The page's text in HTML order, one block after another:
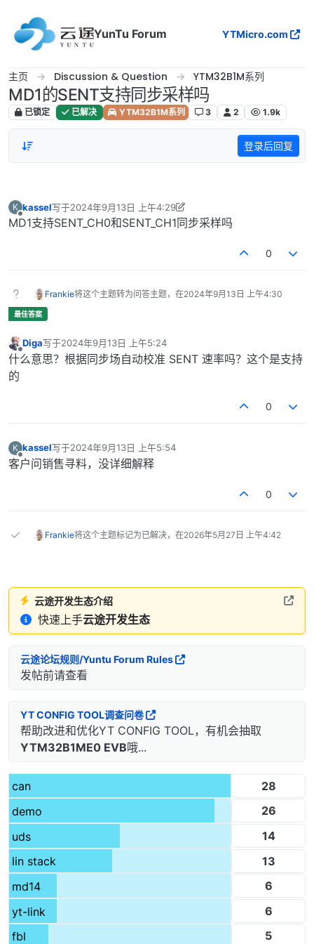
YunTu Forum
YTMicro.com
主页 Discussion & Question YTM32B1M系列
MD1的SENT支持同步采样吗
已锁定 已解决 YTM32B1M系列 3 2 1.9k
登录后回复
K
离线
kassel写于2024年9月13日 上午4:29
最后由 Frankie 编辑 2024年9月13日 下午12:30
MD1支持SENT_CH0和SENT_CH1同步采样吗
0
Frankie将这个主题转为问答主题，在2024年9月13日 上午4:30
离线
Diga写于2024年9月13日 上午5:24
最后由 编辑
什么意思？根据同步场自动校准 SENT 速率吗？这个是支持
的
0
K
离线
kassel写于2024年9月13日 上午5:54
最后由 编辑
客户问销售寻料，没详细解释
0
Frankie将这个主题标记为已解决，在2026年5月27日 上午4:42
云途开发生态介绍
快速上手云途开发生态
云途论坛规则/Yuntu Forum Rules
发帖前请查看
YT CONFIG TOOL调查问卷
帮助改进和优化YT CONFIG TOOL，有机会抽取
YTM32B1ME0 EVB哦...
can
28
demo
26
uds
14
lin stack
13
md14
6
yt-link
6
fbl
5